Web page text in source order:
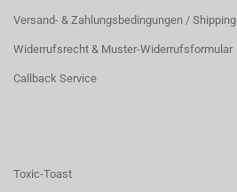
Versand- & Zahlungsbedingungen / Shipping
Widerrufsrecht & Muster-Widerrufsformular
Callback Service
Toxic-Toast